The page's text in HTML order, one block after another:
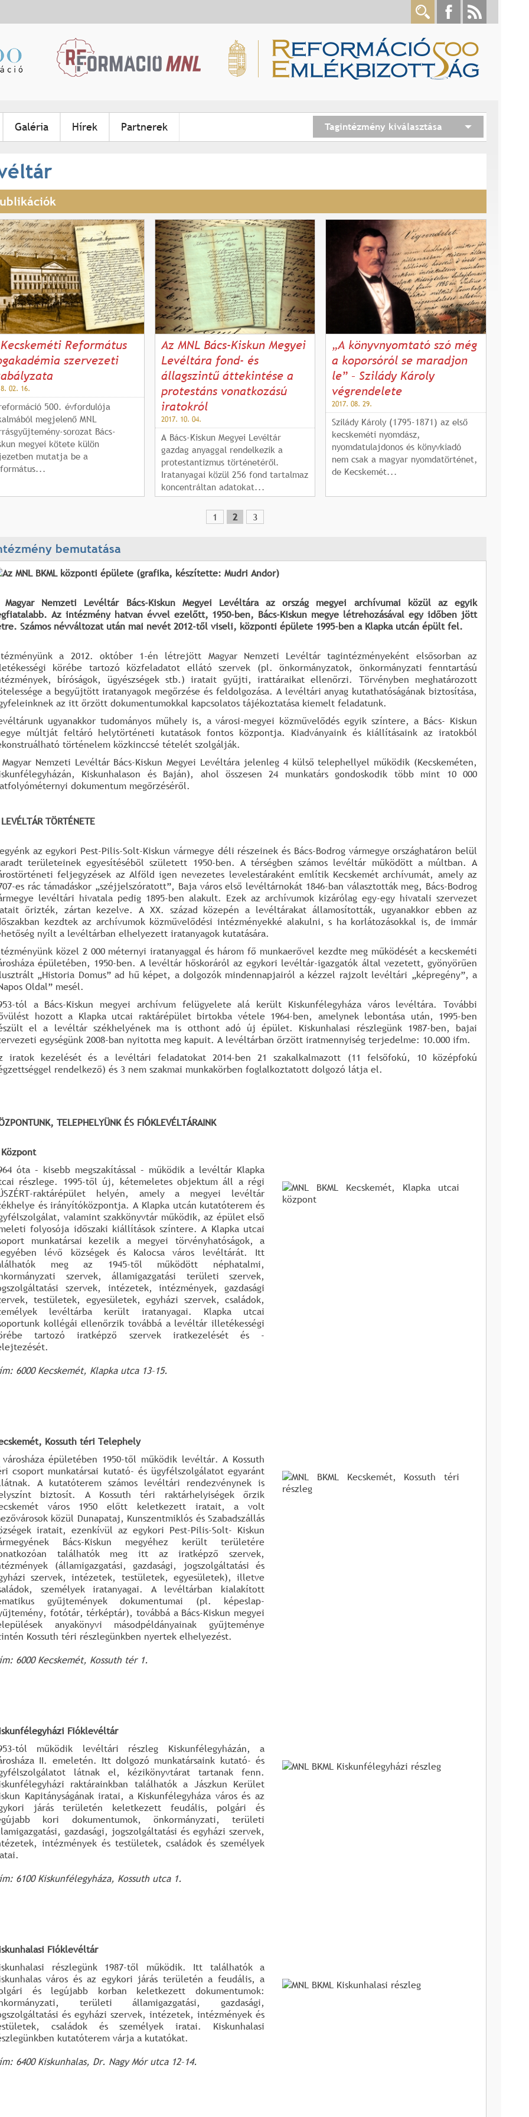
Galéria Hírek Partnerek Tagintézmény kiválasztása
Református
szervezeti
02. 16.
500. évfordulója
megjelenő MNL
sorozat Bács-
megyei kötete külön
mutatja be a
Az MNL Bács-Kiskun Megyei
Levéltára fond- és
állagszintű áttekintése a
protestáns vonatkozású
iratokról
2017. 10. 04.
A Bács-Kiskun Megyei Levéltár
gazdag anyaggal rendelkezik a
protestantizmus történetéről.
Iratanyagai közül 256 fond tartalmaz
koncentráltan adatokat...
„A könyvnyomtató szó még
a koporsóról se maradjon
le” – Szilády Károly
végrendelete
2017. 08. 29.
Szilády Károly (1795-1871) az első
kecskeméti nyomdász,
nyomdatulajdonos és könyvkiadó
nem csak a magyar nyomdatörténet,
de Kecskemét...
1 2 3
bemutatása
Magyar Nemzeti Levéltár Bács-Kiskun Megyei Levéltára az ország megyei archívumai közül az egyik
Az intézmény hatvan évvel ezelőtt, 1950-ben, Bács-Kiskun megye létrehozásával egy időben jött
Számos névváltozat után mai nevét 2012-től viseli, központi épülete 1995-ben a Klapka utcán épült fel.
a 2012. október 1-én létrejött Magyar Nemzeti Levéltár tagintézményeként elsősorban az
körébe tartozó közfeladatot ellátó szervek (pl. önkormányzatok, önkormányzati fenntartású
bíróságok, ügyészségek stb.) iratait gyűjti, irattáraikat ellenőrzi. Törvényben meghatározott
a begyűjtött iratanyagok megőrzése és feldolgozása. A levéltári anyag kutathatóságának biztosítása,
az itt őrzött dokumentumokkal kapcsolatos tájékoztatása kiemelt feladatunk.
ugyanakkor tudományos műhely is, a városi-megyei közművelődés egyik színtere, a Bács- Kiskun
múltját feltáró helytörténeti kutatások fontos központja. Kiadványaink és kiállításaink az iratokból
történelem közkinccsé tételét szolgálják.
Nemzeti Levéltár Bács-Kiskun Megyei Levéltára jelenleg 4 külső telephellyel működik (Kecskeméten,
Kiskunhalason és Baján), ahol összesen 24 munkatárs gondoskodik több mint 10 000
dokumentum megőrzéséről.
TÖRTÉNETE
az egykori Pest-Pilis-Solt-Kiskun vármegye déli részeinek és Bács-Bodrog vármegye országhatáron belül
területeinek egyesítéséből született 1950-ben. A térségben számos levéltár működött a múltban. A
feljegyzések az Alföld igen nevezetes levelestáraként említik Kecskemét archívumát, amely az
es rác támadáskor „széjjelszóratott”, Baja város első levéltárnokát 1846-ban választották meg, Bács-Bodrog
levéltári hivatala pedig 1895-ben alakult. Ezek az archívumok kizárólag egy-egy hivatali szervezet
őrizték, zártan kezelve. A XX. század közepén a levéltárakat államosították, ugyanakkor ebben az
kezdtek az archívumok közművelődési intézményekké alakulni, s ha korlátozásokkal is, de immár
nyílt a levéltárban elhelyezett iratanyagok kutatására.
közel 2 000 méternyi iratanyaggal és három fő munkaerővel kezdte meg működését a kecskeméti
épületében, 1950-ben. A levéltár hőskoráról az egykori levéltár-igazgatók által vezetett, gyönyörűen
„Historia Domus” ad hű képet, a dolgozók mindennapjairól a kézzel rajzolt levéltári „képregény”, a
Oldal” mesél.
tól a Bács-Kiskun megyei archívum felügyelete alá került Kiskunfélegyháza város levéltára. További
hozott a Klapka utcai raktárépület birtokba vétele 1964-ben, amelynek lebontása után, 1995-ben
el a levéltár székhelyének ma is otthont adó új épület. Kiskunhalasi részlegünk 1987-ben, bajai
egységünk 2008-ban nyitotta meg kapuit. A levéltárban őrzött iratmennyiség terjedelme: 10.000 ifm.
iratok kezelését és a levéltári feladatokat 2014-ben 21 szakalkalmazott (11 felsőfokú, 10 középfokú
rendelkező) és 3 nem szakmai munkakörben foglalkoztatott dolgozó látja el.
TELEPHELYÜNK ÉS FIÓKLEVÉLTÁRAINK
óta – kisebb megszakítással – működik a levéltár Klapka
részlege. 1995-től új, kétemeletes objektum áll a régi
raktárépület helyén, amely a megyei levéltár
és irányítóközpontja. A Klapka utcán kutatóterem és
valamint szakkönyvtár működik, az épület első
folyosója időszaki kiállítások színtere. A Klapka utcai
munkatársai kezelik a megyei törvényhatóságok, a
lévő községek és Kalocsa város levéltárát. Itt
meg az 1945-től működött néphatalmi,
szervek, államigazgatási területi szervek,
szervek, intézetek, intézmények, gazdasági
testületek, egyesületek, egyházi szervek, családok,
levéltárba került iratanyagai. Klapka utcai
kollégái ellenőrzik továbbá a levéltár illetékességi
tartozó iratképző szervek iratkezelését és -
6000 Kecskemét, Klapka utca 13–15.
Kossuth téri Telephely
városháza épületében 1950-től működik levéltár. A Kossuth
csoport munkatársai kutató- és ügyfélszolgálatot egyaránt
A kutatóterem számos levéltári rendezvénynek is
biztosít. A Kossuth téri raktárhelyiségek őrzik
város 1950 előtt keletkezett iratait, a volt
közül Dunapataj, Kunszentmiklós és Szabadszállás
iratait, ezenkívül az egykori Pest-Pilis-Solt- Kiskun
Bács-Kiskun megyéhez került területére
találhatók meg itt az iratképző szervek,
(államigazgatási, gazdasági, jogszolgáltatási és
szervek, intézetek, testületek, egyesületek), illetve
személyek iratanyagai. A levéltárban kialakított
gyűjtemények dokumentumai (pl. képeslap-
fotótár, térképtár), továbbá a Bács-Kiskun megyei
anyakönyvi másodpéldányainak gyűjteménye
Kossuth téri részlegünkben nyertek elhelyezést.
6000 Kecskemét, Kossuth tér 1.
Fióklevéltár
tól működik levéltári részleg Kiskunfélegyházán, a
II. emeletén. Itt dolgozó munkatársaink kutató- és
látnak el, kézikönyvtárat tartanak fenn.
raktárainkban találhatók a Jászkun Kerület
Kapitányságának iratai, a Kiskunfélegyháza város és az
járás területén keletkezett feudális, polgári és
kori dokumentumok, önkormányzati, területi
gazdasági, jogszolgáltatási és egyházi szervek,
intézmények és testületek, családok és személyek
6100 Kiskunfélegyháza, Kossuth utca 1.
Fióklevéltár
részlegünk 1987-től működik. Itt találhatók a
város és az egykori járás területén a feudális, a
és legújabb korban keletkezett dokumentumok:
területi államigazgatási, gazdasági,
és egyházi szervek, intézetek, intézmények és
családok és személyek iratai. Kiskunhalasi
kutatóterem várja a kutatókat.
6400 Kiskunhalas, Dr. Nagy Mór utca 12–14.